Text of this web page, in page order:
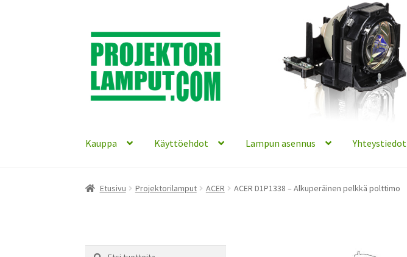
Siirry
navigointiin
Siirry
sisältöön
Kauppa Käyttöehdot Lampun asennus Yhteystiedot
Etusivu Projektorilamput ACER ACER D1P1338 – Alkuperäinen pelkkä polttimo
Etsi:
Haku